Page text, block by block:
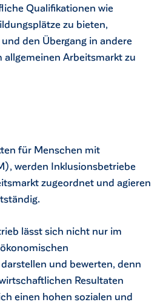
Qualifikationen wie
zu bieten,
den Übergang in andere
Arbeitsmarkt zu
für Menschen mit
werden Inklusionsbetriebe
zugeordnet und agieren
lässt sich nicht nur im
und bewerten, denn
Resultaten
einen hohen sozialen und